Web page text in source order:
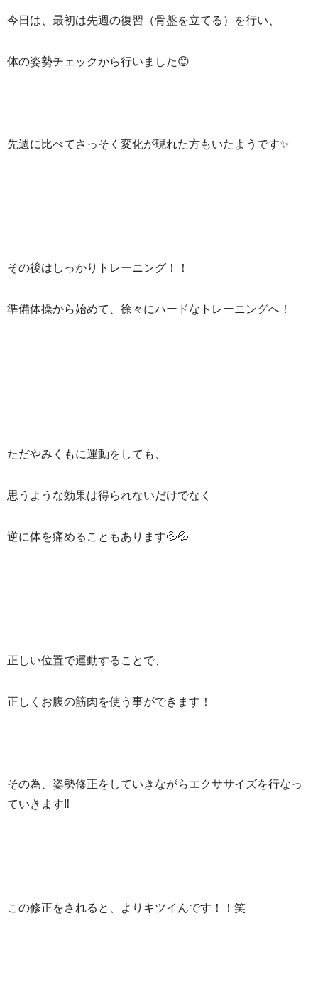
今日は、最初は先週の復習（骨盤を立てる）を行い、
体の姿勢チェックから行いました😊
先週に比べてさっそく変化が現れた方もいたようです✨
その後はしっかりトレーニング！！
準備体操から始めて、徐々にハードなトレーニングへ！
ただやみくもに運動をしても、
思うような効果は得られないだけでなく
逆に体を痛めることもあります💦💦
正しい位置で運動することで、
正しくお腹の筋肉を使う事ができます！
その為、姿勢修正をしていきながらエクササイズを行なっ
ていきます‼︎
この修正をされると、よりキツイんです！！笑